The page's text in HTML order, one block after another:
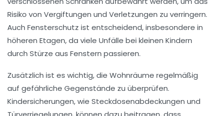
Risiko von Vergiftungen und Verletzungen zu verringern.
Auch Fensterschutz ist entscheidend, insbesondere in
höheren Etagen, da viele Unfälle bei kleinen Kindern
durch Stürze aus Fenstern passieren.
Zusätzlich ist es wichtig, die Wohnräume regelmäßig
auf gefährliche Gegenstände zu überprüfen.
Kindersicherungen, wie Steckdosenabdeckungen und